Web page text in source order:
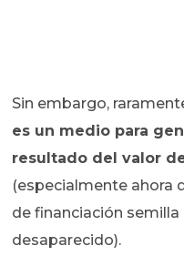
Sin embargo,
es un medio para
resultado del valor
(especialmente ahora
de financiación
desaparecido).